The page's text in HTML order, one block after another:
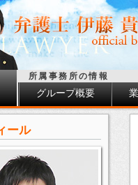
所属事務所の情報
グループ概要
ール